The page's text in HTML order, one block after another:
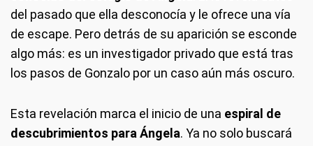
del pasado que ella desconocía y le ofrece una vía
de escape. Pero detrás de su aparición se esconde
algo más: es un investigador privado que está tras
los pasos de Gonzalo por un caso aún más oscuro.
Esta revelación marca el inicio de una espiral de
descubrimientos para Ángela. Ya no solo buscará